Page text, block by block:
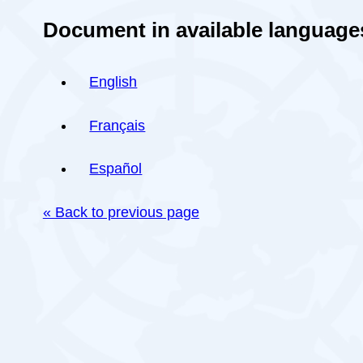
Document in available
English
Français
Español
« Back to previous page